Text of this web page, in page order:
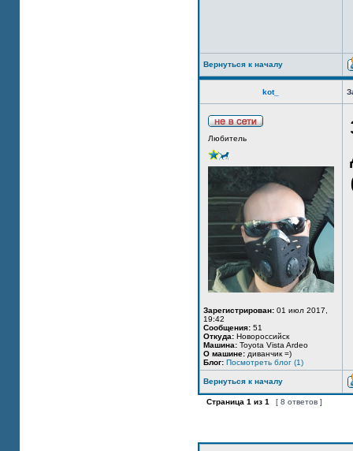
Вернуться к началу
kot_
Любитель
Зарегистрирован: 01 июл 2017,
19:42
Сообщения: 51
Откуда: Новороссийск
Машина: Toyota Vista Ardeo
О машине: диванчик =)
Блог: Посмотреть блог (1)
Вернуться к началу
Страница 1 из 1 [ 8 ответов ]